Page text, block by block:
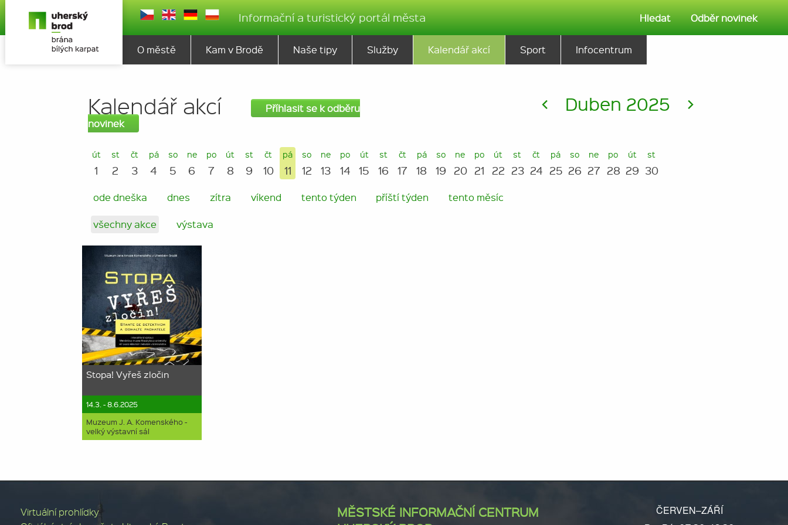
Informační a turistický portál města Hledat Odběr novinek
O městě Kam v Brodě Naše tipy Služby Kalendář akcí Sport Infocentrum
Kalendář akcí
Příhlasit se k odběru
novinek
< Duben 2025 >
út
1
st
2
čt
3
pá
4
so
5
ne
6
po
7
út
8
st
9
čt
10
pá
11
so
12
ne
13
po
14
út
15
st
16
čt
17
pá
18
so
19
ne
20
po
21
út
22
st
23
čt
24
pá
25
so
26
ne
27
po
28
út
29
st
30
ode dneška dnes zítra víkend tento týden příští týden tento měsíc
všechny akce výstava
Stopa! Vyřeš zločin
14.3. - 8.6.2025
Muzeum J. A. Komenského -
velký výstavní sál
Virtuální prohlídky
MĚSTSKÉ INFORMAČNÍ CENTRUM
ČERVEN–ZÁŘÍ